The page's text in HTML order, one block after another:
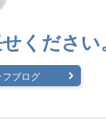
ください
フブログ